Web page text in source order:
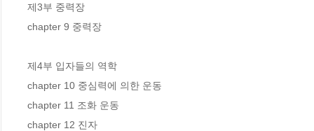
제3부 중력장
chapter 9 중력장
제4부 입자들의 역학
chapter 10 중심력에 의한 운동
chapter 11 조화 운동
chapter 12 진자